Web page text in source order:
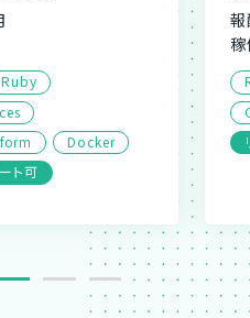
Ruby
Docker
ト可
報